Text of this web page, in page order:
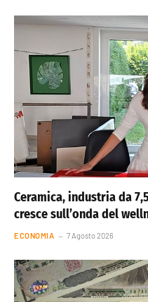
Ceramica, industria da
cresce sull’onda del
ECONOMIA 7 Agosto 2026